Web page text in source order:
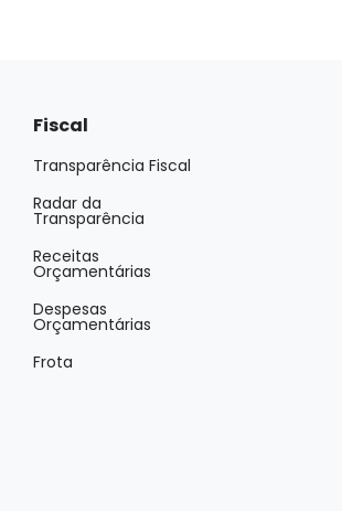
Fiscal
Transparência Fiscal
Radar da
Transparência
Receitas
Orçamentárias
Despesas
Orçamentárias
Frota